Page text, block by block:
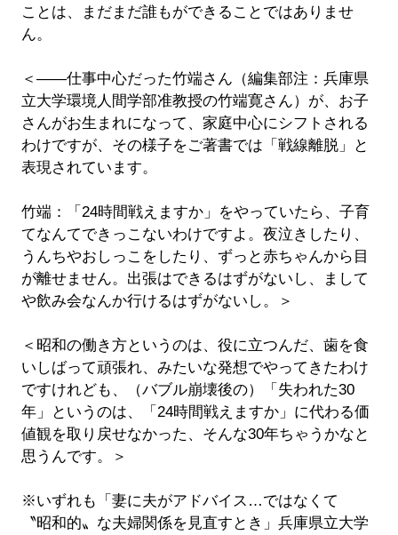
ことは、まだまだ誰もができることではありませ
ん。
＜――仕事中心だった竹端さん（編集部注：兵庫県
立大学環境人間学部准教授の竹端寛さん）が、お子
さんがお生まれになって、家庭中心にシフトされる
わけですが、その様子をご著書では「戦線離脱」と
表現されています。
竹端：「24時間戦えますか」をやっていたら、子育
てなんてできっこないわけですよ。夜泣きしたり、
うんちやおしっこをしたり、ずっと赤ちゃんから目
が離せません。出張はできるはずがないし、まして
や飲み会なんか行けるはずがないし。＞
＜昭和の働き方というのは、役に立つんだ、歯を食
いしばって頑張れ、みたいな発想でやってきたわけ
ですけれども、（バブル崩壊後の）「失われた30
年」というのは、「24時間戦えますか」に代わる価
値観を取り戻せなかった、そんな30年ちゃうかなと
思うんです。＞
※いずれも「妻に夫がアドバイス…ではなくて
〝昭和的〟な夫婦関係を見直すとき」兵庫県立大学